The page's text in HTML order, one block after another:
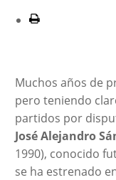
Muchos años de
pero teniendo
partidos por
José Alejandro
1990), conocido
se ha estrenado